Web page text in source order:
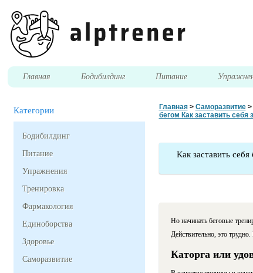
Главная Бодибилдинг Питание
Категории
Бодибилдинг
Питание
Упражнения
Тренировка
Фармакология
Единоборства
Здоровье
Саморазвитие
Главная> Саморазвитие>
бегом Как заставить
Как заставить
Но начинать беговые
Действительно, это
Каторга или